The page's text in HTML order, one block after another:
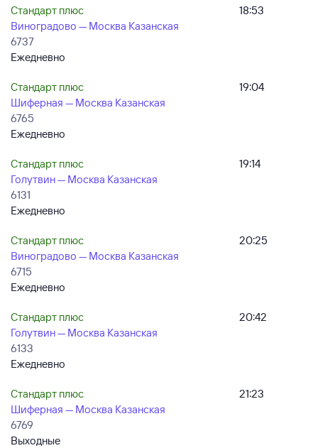
Стандарт плюс
Виноградово — Москва Казанская
6737
Ежедневно
18:53
Стандарт плюс
Шиферная — Москва Казанская
6765
Ежедневно
19:04
Стандарт плюс
Голутвин — Москва Казанская
6131
Ежедневно
19:14
Стандарт плюс
Виноградово — Москва Казанская
6715
Ежедневно
20:25
Стандарт плюс
Голутвин — Москва Казанская
6133
Ежедневно
20:42
Стандарт плюс
Шиферная — Москва Казанская
6769
Выходные
21:23